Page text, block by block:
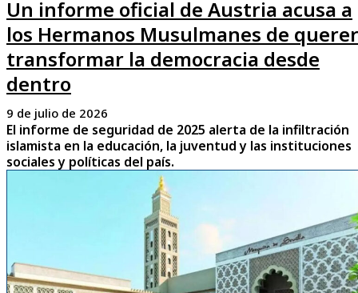
Un informe oficial de Austria acusa a
los Hermanos Musulmanes de querer
transformar la democracia desde
dentro
9 de julio de 2026
El informe de seguridad de 2025 alerta de la infiltración
islamista en la educación, la juventud y las instituciones
sociales y políticas del país.